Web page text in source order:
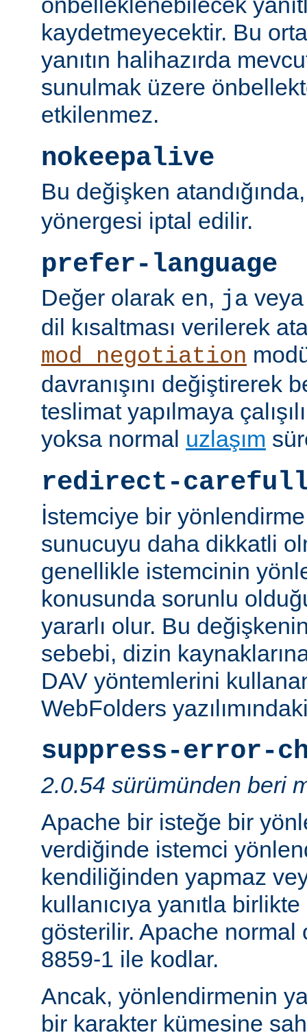
kaydetmeyecektir. Bu
yanıtın halihazırda
sunulmak üzere
etkilenmez.
nokeepalive
Bu değişken
yönergesi iptal edilir.
prefer-language
Değer olarak en, ja
dil kısaltması verilerek
mod_negotiation
davranışını değiştirerek
teslimat yapılmaya
yoksa normal uzlaşım
redirect-
İstemciye bir
sunucuyu daha dikkatli
genellikle istemcinin
konusunda sorunlu
yararlı olur. Bu
sebebi, dizin
DAV yöntemlerini
WebFolders
suppress-error-
2.0.54 sürümünden beri
Apache bir isteğe bir
verdiğinde istemci
kendiliğinden yapmaz
kullanıcıya yanıtla
gösterilir. Apache normal
8859-1 ile kodlar.
Ancak, yönlendirmenin
bir karakter kümesine